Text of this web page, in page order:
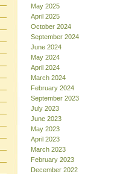
May 2025
April 2025
October 2024
September 2024
June 2024
May 2024
April 2024
March 2024
February 2024
September 2023
July 2023
June 2023
May 2023
April 2023
March 2023
February 2023
December 2022